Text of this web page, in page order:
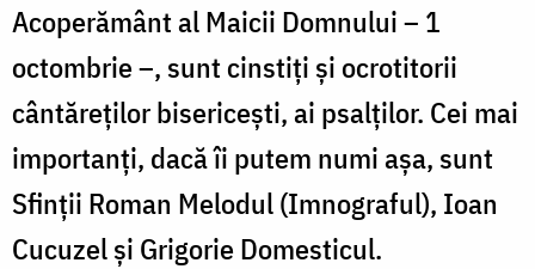
Acoperământ al Maicii Domnului – 1
octombrie –, sunt cinstiți și ocrotitorii
cântăreților bisericești, ai psalților. Cei mai
importanți, dacă îi putem numi așa, sunt
Sfinții Roman Melodul (Imnograful), Ioan
Cucuzel și Grigorie Domesticul.